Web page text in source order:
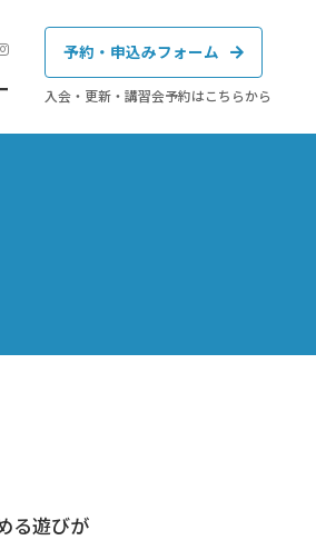
予約・申込みフォーム
入会・更新・講習会予約はこちらから
る遊びが